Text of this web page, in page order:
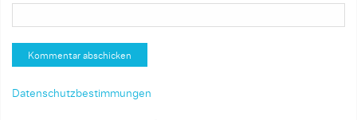
Datenschutzbestimmungen